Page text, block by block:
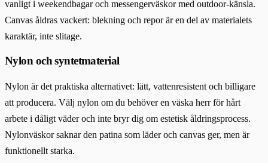
vanligt i weekendbagar och messengerväskor med outdoor-känsla.
Canvas åldras vackert: blekning och repor är en del av materialets
karaktär, inte slitage.
Nylon och syntetmaterial
Nylon är det praktiska alternativet: lätt, vattenresistent och billigare
att producera. Välj nylon om du behöver en väska herr för hårt
arbete i dåligt väder och inte bryr dig om estetisk åldringsprocess.
Nylonväskor saknar den patina som läder och canvas ger, men är
funktionellt starka.